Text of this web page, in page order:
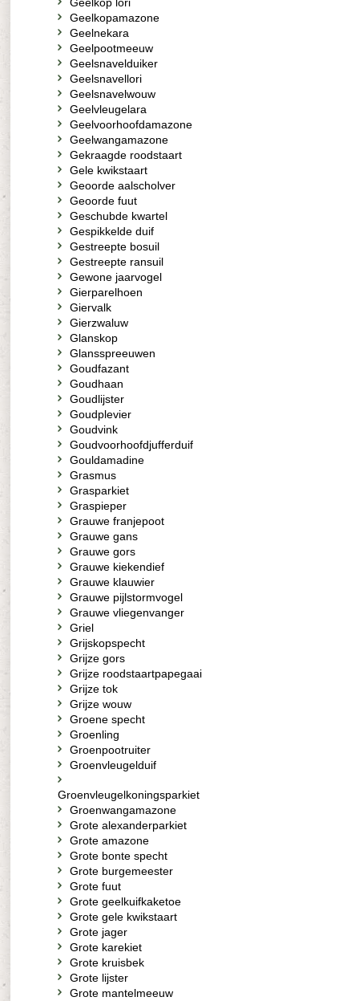
Geelkopamazone
Geelnekara
Geelpootmeeuw
Geelsnavelduiker
Geelsnavellori
Geelsnavelwouw
Geelvleugelara
Geelvoorhoofdamazone
Geelwangamazone
Gekraagde roodstaart
Gele kwikstaart
Geoorde aalscholver
Geoorde fuut
Geschubde kwartel
Gespikkelde duif
Gestreepte bosuil
Gestreepte ransuil
Gewone jaarvogel
Gierparelhoen
Giervalk
Gierzwaluw
Glanskop
Glansspreeuwen
Goudfazant
Goudhaan
Goudlijster
Goudplevier
Goudvink
Goudvoorhoofdjufferduif
Gouldamadine
Grasmus
Grasparkiet
Graspieper
Grauwe franjepoot
Grauwe gans
Grauwe gors
Grauwe kiekendief
Grauwe klauwier
Grauwe pijlstormvogel
Grauwe vliegenvanger
Griel
Grijskopspecht
Grijze gors
Grijze roodstaartpapegaai
Grijze tok
Grijze wouw
Groene specht
Groenling
Groenpootruiter
Groenvleugelduif
Groenvleugelkoningsparkiet
Groenwangamazone
Grote alexanderparkiet
Grote amazone
Grote bonte specht
Grote burgemeester
Grote fuut
Grote geelkuifkaketoe
Grote gele kwikstaart
Grote jager
Grote karekiet
Grote kruisbek
Grote lijster
Grote mantelmeeuw